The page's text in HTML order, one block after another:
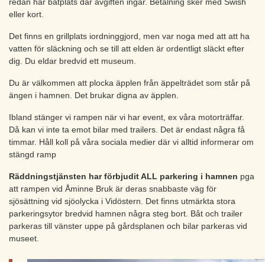
eller kort.
Det finns en grillplats iordninggjord, men var noga med att att ha
vatten för släckning och se till att elden är ordentligt släckt efter
dig. Du eldar bredvid ett museum.
Du är välkommen att plocka äpplen från äppelträdet som står på
ängen i hamnen. Det brukar digna av äpplen.
Ibland stänger vi rampen när vi har event, ex våra motorträffar.
Då kan vi inte ta emot bilar med trailers. Det är endast några få
timmar. Håll koll på våra sociala medier där vi alltid informerar om
stängd ramp
Räddningstjänsten har förbjudit ALL parkering i hamnen pga
att rampen vid Åminne Bruk är deras snabbaste väg för
sjösättning vid sjöolycka i Vidöstern. Det finns utmärkta stora
parkeringsytor bredvid hamnen några steg bort. Båt och trailer
parkeras till vänster uppe på gårdsplanen och bilar parkeras vid
museet.